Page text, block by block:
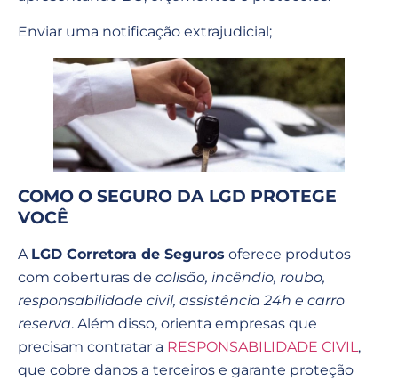
Enviar uma notificação extrajudicial;
COMO O SEGURO DA LGD PROTEGE
VOCÊ
A LGD Corretora de Seguros oferece produtos
com coberturas de colisão, incêndio, roubo,
responsabilidade civil, assistência 24h e carro
reserva. Além disso, orienta empresas que
precisam contratar a RESPONSABILIDADE CIVIL,
que cobre danos a terceiros e garante proteção